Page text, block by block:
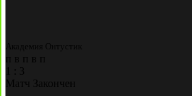
Академия Онтустик
п в п в
п
1
3
Матч Закончен